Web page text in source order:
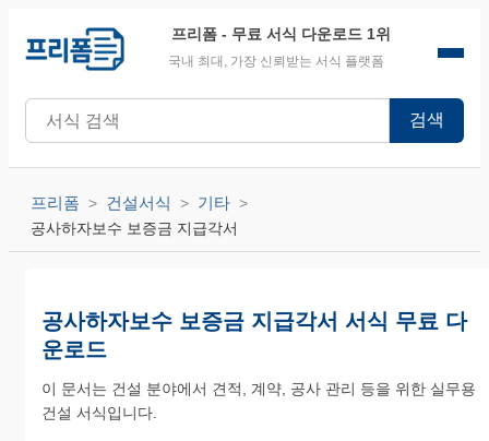
프리폼 - 무료 서식 다운로드 1위
국내 최대, 가장 신뢰받는 서식 플랫폼
검색
프리폼 건설서식 기타
공사하자보수 보증금 지급각서
공사하자보수 보증금 지급각서 서식 무료 다
운로드
이 문서는 건설 분야에서 견적, 계약, 공사 관리 등을 위한 실무용
건설 서식입니다.